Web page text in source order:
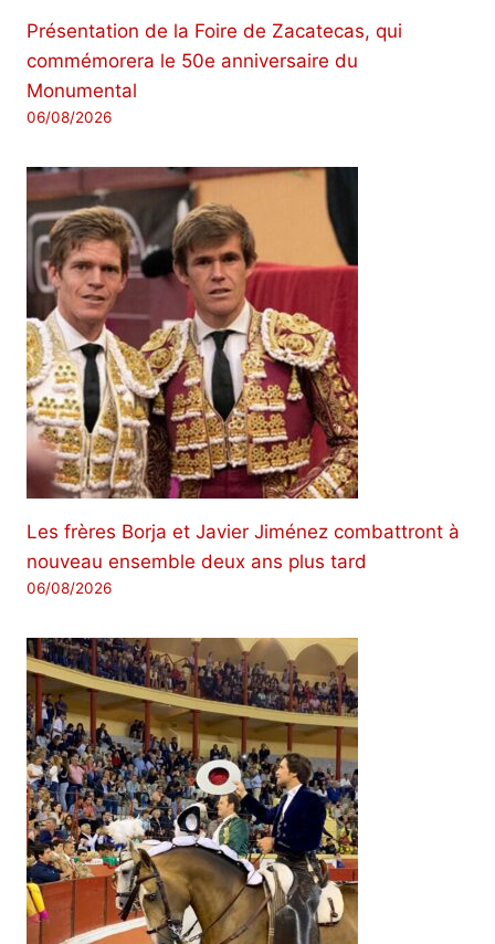
Présentation de la Foire de Zacatecas, qui
commémorera le 50e anniversaire du
Monumental
06/08/2026
Les frères Borja et Javier Jiménez combattront à
nouveau ensemble deux ans plus tard
06/08/2026